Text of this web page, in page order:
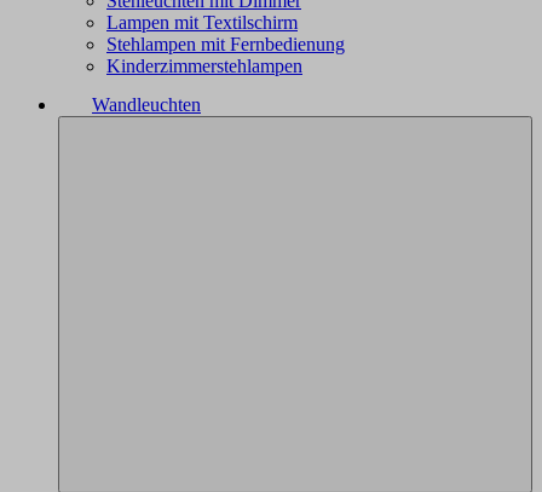
Lampen mit Textilschirm
Stehlampen mit Fernbedienung
Kinderzimmerstehlampen
Wandleuchten